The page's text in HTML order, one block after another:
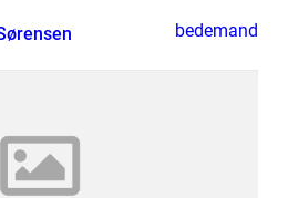
bedemand